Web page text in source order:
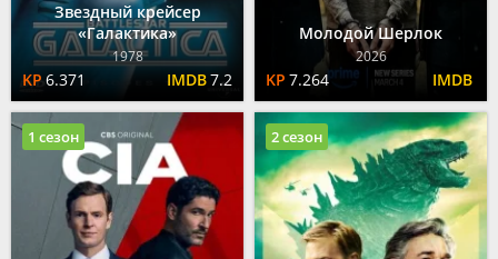
Звездный крейсер
«Галактика»
1978
6.371 7.2
Молодой Шерлок
2026
7.264
1 сезон 2 сезон